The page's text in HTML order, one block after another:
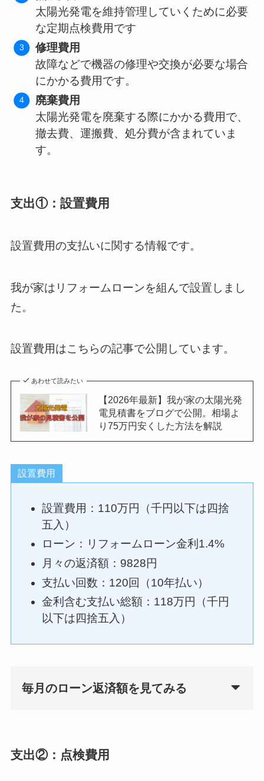
太陽光発電を維持管理していくために必要
な定期点検費用です
修理費用
故障などで機器の修理や交換が必要な場合
にかかる費用です。
廃棄費用
太陽光発電を廃棄する際にかかる費用で、
撤去費、運搬費、処分費が含まれていま
す。
支出①：設置費用
設置費用の支払いに関する情報です。
我が家はリフォームローンを組んで設置しまし
た。
設置費用はこちらの記事で公開しています。
あわせて読みたい
【2026年最新】我が家の太陽光発
電見積書をブログで公開。相場よ
り75万円安くした方法を解説
設置費用
設置費用：110万円（千円以下は四捨
五入）
ローン：リフォームローン金利1.4%
月々の返済額：9828円
支払い回数：120回（10年払い）
金利含む支払い総額：118万円（千円
以下は四捨五入）
毎月のローン返済額を見てみる
支出②：点検費用